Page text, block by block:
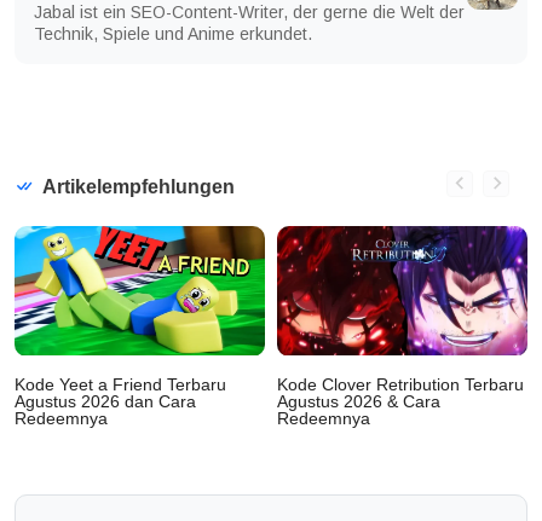
Jabal ist ein SEO-Content-Writer, der gerne die Welt der
Technik, Spiele und Anime erkundet.
Artikelempfehlungen
Kode Yeet a Friend Terbaru
Agustus 2026 dan Cara
Redeemnya
Kode Clover Retribution Terbaru
Agustus 2026 & Cara
Redeemnya